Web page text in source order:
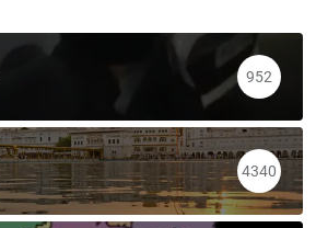
952
4340